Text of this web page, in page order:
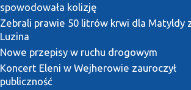
spowodowała kolizję
Zebrali prawie 50 litrów krwi dla Matyldy
Luzina
Nowe przepisy w ruchu drogowym
Koncert Eleni w Wejherowie zauroczył
publiczność